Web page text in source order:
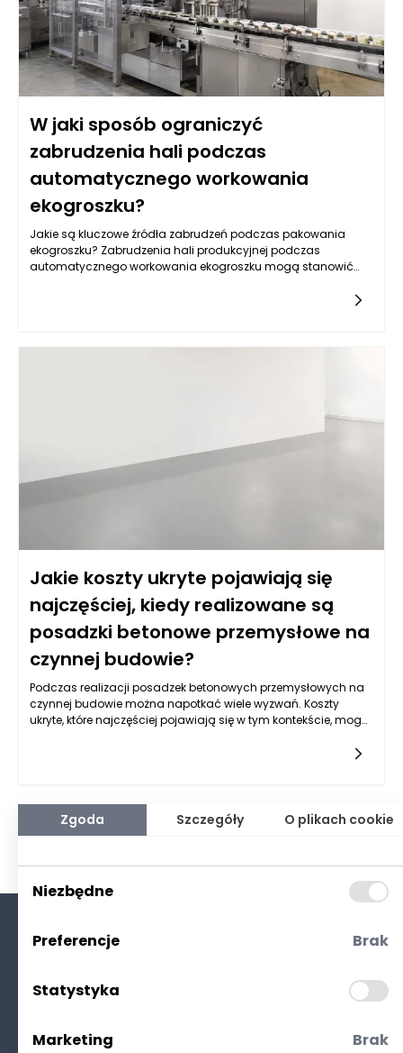
W jaki sposób ograniczyć
zabrudzenia hali podczas
automatycznego workowania
ekogroszku?
Jakie są kluczowe źródła zabrudzeń podczas pakowania
ekogroszku? Zabrudzenia hali produkcyjnej podczas
automatycznego workowania ekogroszku mogą stanowić
Jakie koszty ukryte pojawiają się
najczęściej, kiedy realizowane są
posadzki betonowe przemysłowe na
czynnej budowie?
Podczas realizacji posadzek betonowych przemysłowych na
czynnej budowie można napotkać wiele wyzwań. Koszty
ukryte, które najczęściej pojawiają się w tym kontekście, mogą
przedsięwzięcia. Przede wszystkim należy zwrócić uwagę na
posadzek betonowych przemysłowych nieodpowiedni dobór
mieszanki betonowej lub jej niska jakość mogą prowadzić do
konieczności dokonywania poprawek, a nawet całkowitej
mogą nie tylko obejmować nowe materiały, ale także
związane z pracą specjalistów, których stawki mogą
wzrosnąć, gdy zajmują się poprawkami w trakcie trwania
Polityka prywatności
Zgoda Szczegóły O plikach cookie
Niezbędne
Preferencje Brak
Statystyka
Marketing Brak